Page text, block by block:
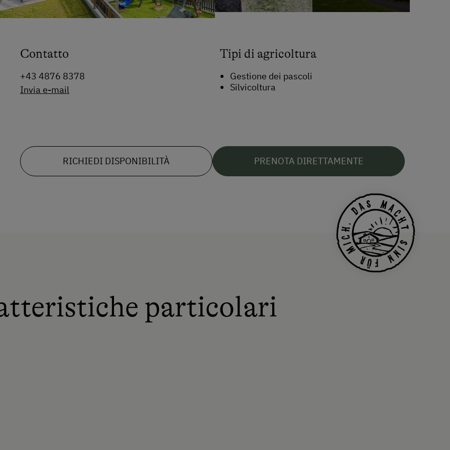
Contatto
+43 4876 8378
Invia e-mail
Tipi di agricoltura
Gestione dei pascoli
Silvicoltura
RICHIEDI DISPONIBILITÀ PRENOTA DIRETTAMENTE
particolari